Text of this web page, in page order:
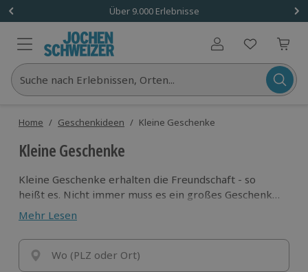
Über 9.000 Erlebnisse
Benutzerkonto
Suche nach Erlebnissen, Orten...
Home / Geschenkideen / Kleine Geschenke
Kleine Geschenke
Kleine Geschenke erhalten die Freundschaft - so
heißt es. Nicht immer muss es ein großes Geschenk
mit hohem materiellem Wert sein. Finde hier das
perfekte Präsent für Familie und Freunde aus unserer
Kategorie "kleine Geschenke"!
Mehr Lesen
Wo (PLZ oder Ort)